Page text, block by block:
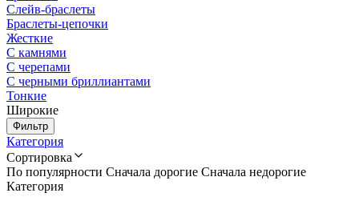
Слейв-браслеты
Браслеты-цепочки
Жесткие
С камнями
С черепами
С черными бриллиантами
Тонкие
Широкие
Фильтр
Категория
Сортировка
По популярности Сначала дорогие Сначала недорогие
Категория